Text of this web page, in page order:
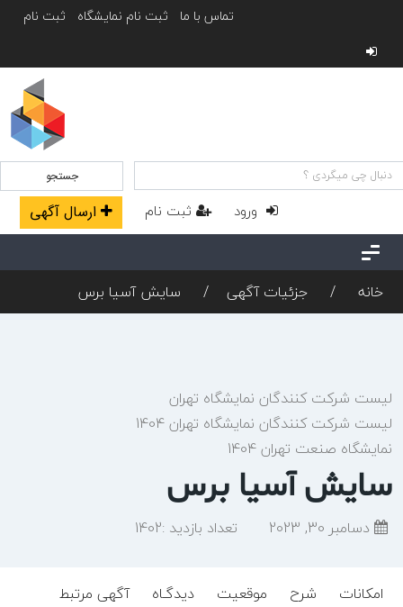
تماس با ما ثبت نام نمایشگاه ثبت نام
جستجو
ورود ثبت نام ارسال آگهی
خانه جزئیات آگهی سایش آسیا برس
لیست شرکت کنندگان نمایشگاه تهران
لیست شرکت کنندگان نمایشگاه تهران 1404
نمایشگاه صنعت تهران 1404
سایش آسیا برس
دسامبر 30, 2023 تعداد بازدید :1402
امکانات شرح موقعیت دیدگـاه آگهی مرتبط